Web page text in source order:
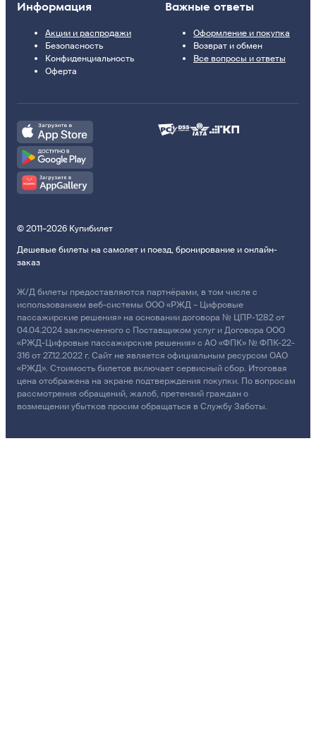
Информация
Акции и распродажи
Безопасность
Конфиденциальность
Оферта
Важные ответы
Оформление и покупка
Возврат и обмен
Все вопросы и ответы
© 2011–2026 Купибилет
Дешевые билеты на самолет и поезд, бронирование и онлайн-
заказ
Ж/Д билеты предоставляются партнёрами, в том числе с
использованием веб-системы ООО «РЖД – Цифровые
пассажирские решения» на основании договора № ЦПР-1282 от
04.04.2024 заключенного с Поставщиком услуг и Договора ООО
«РЖД-Цифровые пассажирские решения» с АО «ФПК» № ФПК-22-
316 от 27.12.2022 г. Сайт не является официальным ресурсом ОАО
«РЖД». Стоимость билетов включает сервисный сбор. Итоговая
цена отображена на экране подтверждения покупки. По вопросам
рассмотрения обращений, жалоб, претензий граждан о
возмещении убытков просим обращаться в Службу Заботы.